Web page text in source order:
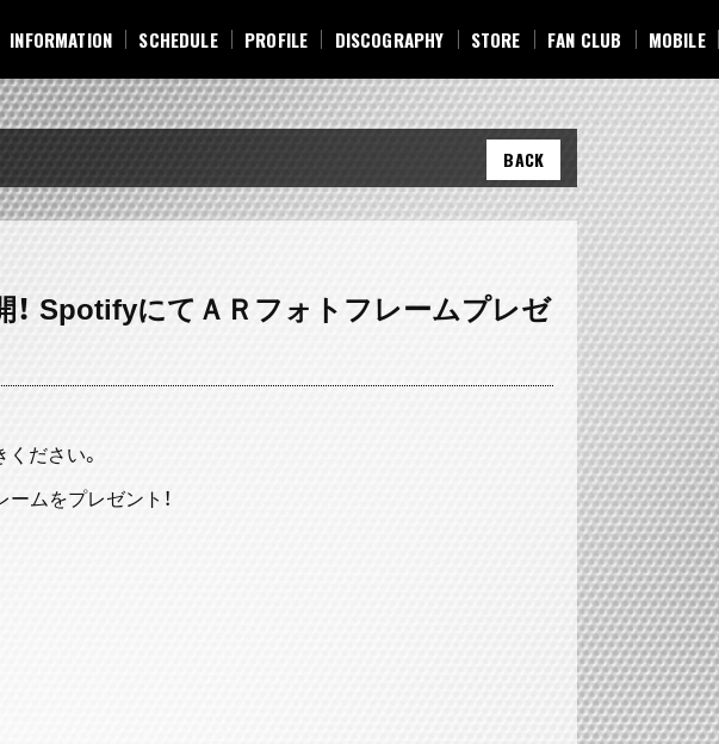
INFORMATION
INFORMATION
SCHEDULE
SCHEDULE
PROFILE
PROFILE
DISCOGRAPHY
DISCOGRAPHY
STORE
STORE
FAN CLUB
FAN CLUB
MOBILE
MOBILE
BACK
SpotifyにてＡＲフォトフレームプレゼ
ださい。
ムをプレゼント！